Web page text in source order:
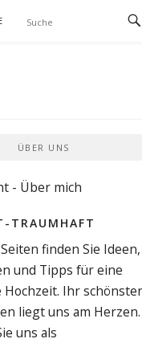
ÜBER UNS
TRAUMHAFT
finden Sie Ideen,
und Tipps für eine
Ihr schönster
liegt uns am Herzen.
uns als